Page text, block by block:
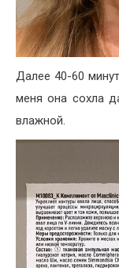
Далее 40-60
меня она сохла
влажной.